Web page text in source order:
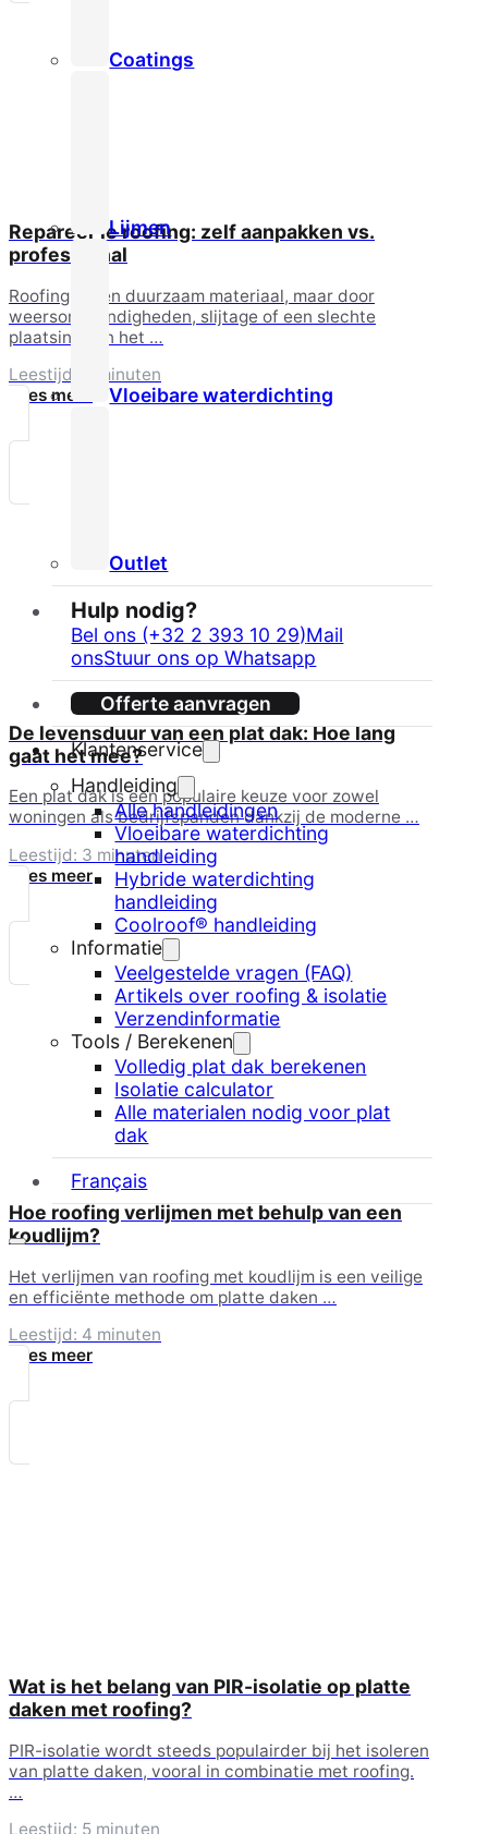
Coatings
Lijmen
Vloeibare waterdichting
Outlet
Hulp nodig?
Bel ons (+32 2 393 10 29)Mail
onsStuur ons op Whatsapp
Offerte aanvragen
Klantenservice
Handleiding
Alle handleidingen
Vloeibare waterdichting
handleiding
Hybride waterdichting
handleiding
Coolroof® handleiding
Informatie
Veelgestelde vragen (FAQ)
Artikels over roofing & isolatie
Verzendinformatie
Tools / Berekenen
Volledig plat dak berekenen
Isolatie calculator
Alle materialen nodig voor plat
dak
Français
Repareer je roofing: zelf aanpakken vs.
professional
Roofing is een duurzaam materiaal, maar door
weersomstandigheden, slijtage of een slechte
plaatsing kan het …
Leestijd: 3 minuten
Lees meer
De levensduur van een plat dak: Hoe lang
gaat het mee?
Een plat dak is een populaire keuze voor zowel
woningen als bedrijfspanden dankzij de moderne …
Leestijd: 3 minuten
Lees meer
Hoe roofing verlijmen met behulp van een
koudlijm?
Het verlijmen van roofing met koudlijm is een veilige
en efficiënte methode om platte daken …
Leestijd: 4 minuten
Lees meer
Wat is het belang van PIR-isolatie op platte
daken met roofing?
PIR-isolatie wordt steeds populairder bij het isoleren
van platte daken, vooral in combinatie met roofing.
…
Leestijd: 5 minuten